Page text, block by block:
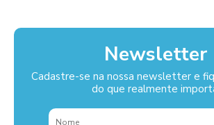
Newsletter
Cadastre-se na nossa newsletter e
do que realmente